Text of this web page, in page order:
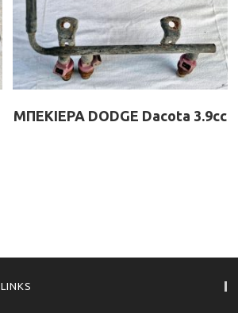
ΜΠΕΚΙΕΡΑ DODGE Dacota 3.9cc
LINKS